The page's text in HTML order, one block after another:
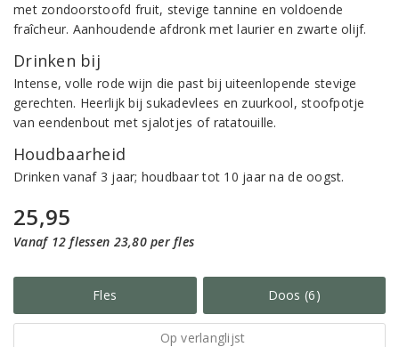
met zondoorstoofd fruit, stevige tannine en voldoende
fraîcheur. Aanhoudende afdronk met laurier en zwarte olijf.
Drinken bij
Intense, volle rode wijn die past bij uiteenlopende stevige
gerechten. Heerlijk bij sukadevlees en zuurkool, stoofpotje
van eendenbout met sjalotjes of ratatouille.
Houdbaarheid
Drinken vanaf 3 jaar; houdbaar tot 10 jaar na de oogst.
25,95
Vanaf 12 flessen 23,80 per fles
Fles Doos (6)
Op verlanglijst